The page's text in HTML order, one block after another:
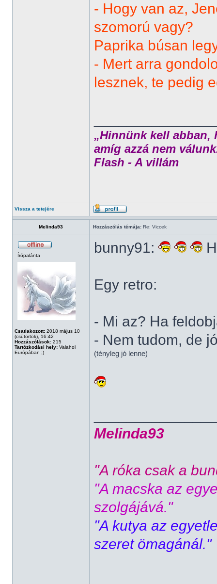
- Hogy van az,
szomorú vagy?
Paprika búsan
- Mert arra
lesznek, te pedig
„Hinnünk kell abban,
amíg azzá nem
Flash - A villám
Vissza a tetejére
Melinda93 Hozzászólás témája: Re: Viccek
Írópalánta
Csatlakozott: 2018 május 10
(csütörtök), 16:42
Hozzászólások: 215
Tartózkodási hely: Valahol
Európában ;)
bunny91:
Egy retro:
- Mi az? Ha
- Nem tudom, de
(tényleg jó lenne)
Melinda93
"A róka csak a
"A macska az
szolgájává."
"A kutya az
szeret ömagánál."